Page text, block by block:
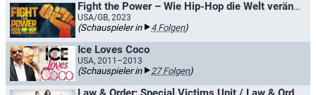
Fight the Power – Wie Hip-Hop die Welt veränderte
USA/GB, 2023
(Schauspieler in 4 Folgen)
Ice Loves Coco
USA, 2011–2013
(Schauspieler in 27 Folgen)